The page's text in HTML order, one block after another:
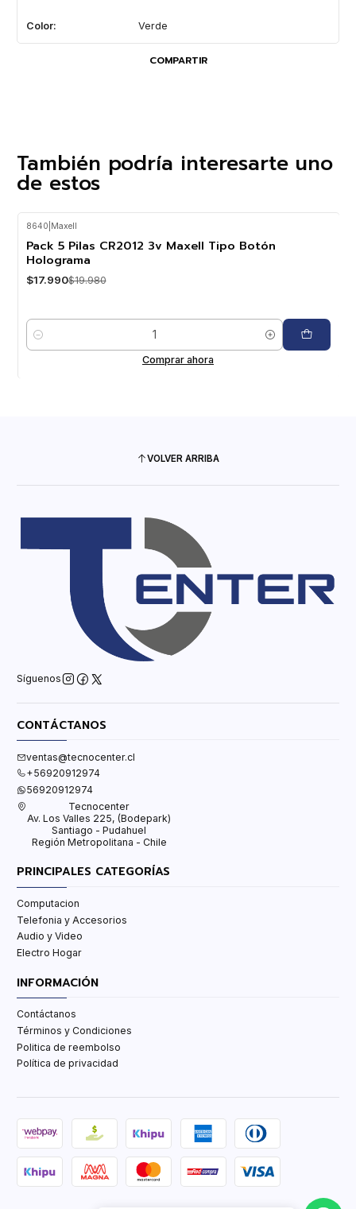
Color: Verde
COMPARTIR
También podría interesarte uno
de estos
8640 Maxell
Pack 5 Pilas CR2012 3v Maxell Tipo Botón
Holograma
$17.990$19.980
Cantidad
Comprar ahora
VOLVER ARRIBA
Síguenos
CONTÁCTANOS
ventas@tecnocenter.cl
+56920912974
56920912974
Tecnocenter
Av. Los Valles 225, (Bodepark)
Santiago - Pudahuel
Región Metropolitana - Chile
PRINCIPALES CATEGORÍAS
Computacion
Telefonia y Accesorios
Audio y Video
Electro Hogar
INFORMACIÓN
Contáctanos
Términos y Condiciones
Politica de reembolso
Política de privacidad